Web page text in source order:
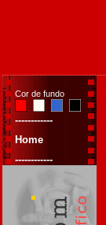
Cor de fundo
------------
Home
------------